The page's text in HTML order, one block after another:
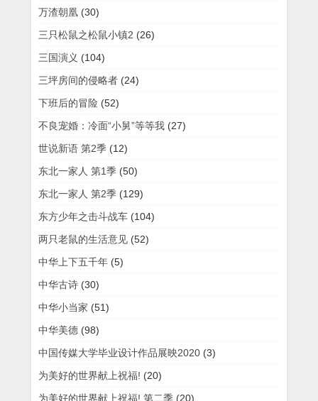
万渣朝凰 (30)
三只松鼠之松鼠小镇2 (26)
三国演义 (104)
三坪房间的侵略者 (24)
下班后的冒险 (52)
不良宠婚：冷面“小舅”等等我 (27)
世说新语 第2季 (12)
东北一家人 第1季 (50)
东北一家人 第2季 (129)
东方少年之击斗战车 (104)
两只老鼠的生活意见 (52)
中华上下五千年 (5)
中华古诗 (30)
中华小当家 (51)
中华美德 (98)
中国传媒大学毕业设计作品展映2020 (3)
为美好的世界献上祝福! (20)
为美好的世界献上祝福! 第二季 (20)